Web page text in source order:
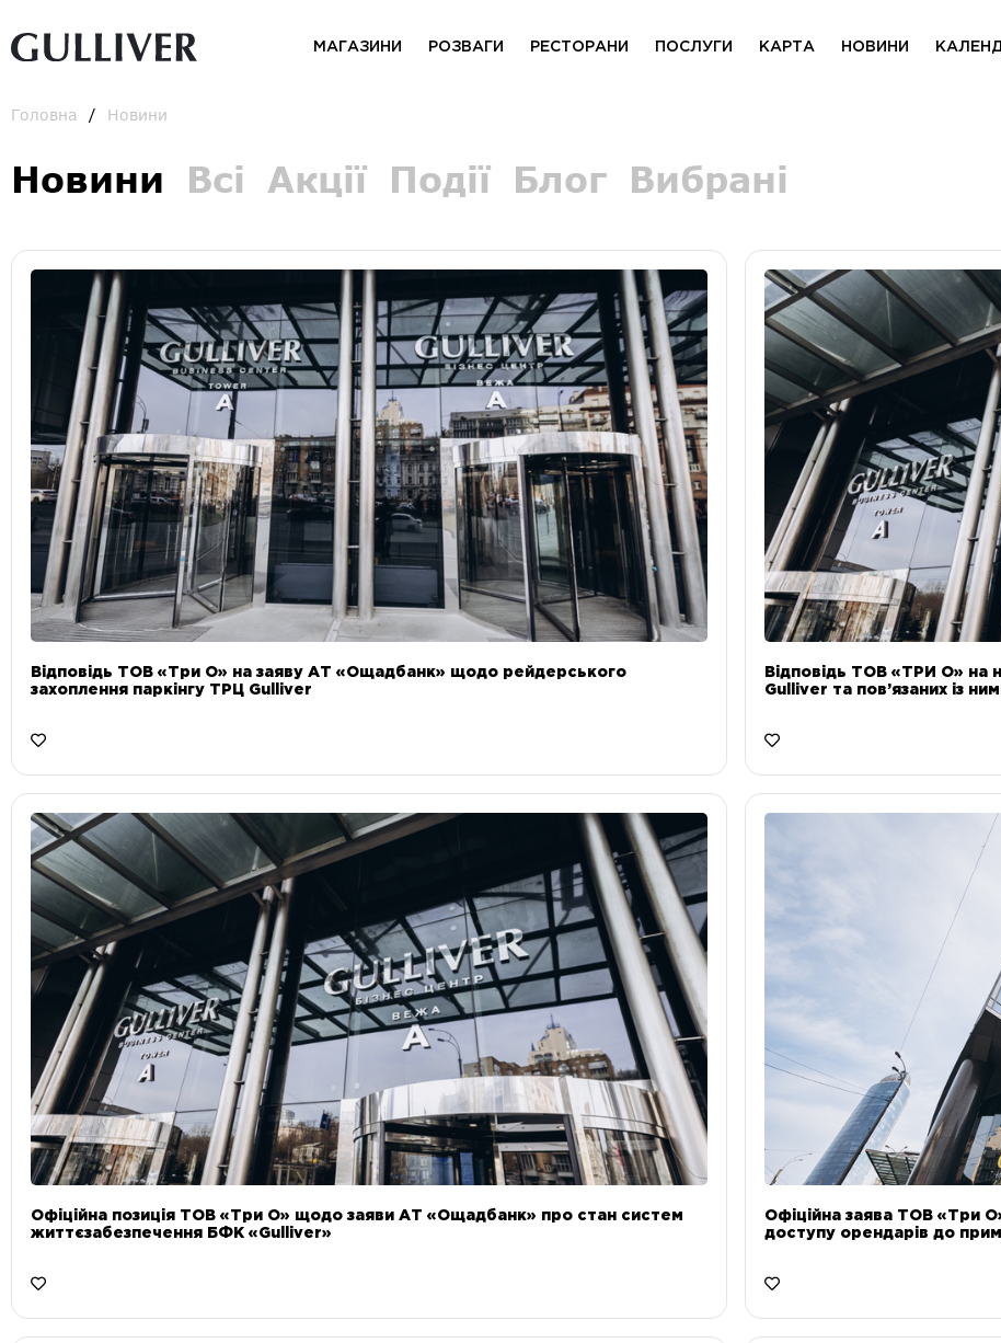
МАГАЗИНИ РОЗВАГИ РЕСТОРАНИ ПОСЛУГИ КАРТА НОВИНИ
Головна Новини
Новини Всі Акції Події Блог Вибрані
Відповідь ТОВ «Три О» на заяву АТ «Ощадбанк» щодо рейдерського
захоплення паркінгу ТРЦ Gulliver
Відповідь ТОВ «ТРИ О» на
Gulliver та пов’язаних із
Офіційна позиція ТОВ «Три О» щодо заяви АТ «Ощадбанк» про стан систем
життєзабезпечення БФК «Gulliver»
Офіційна заява ТОВ «Три
доступу орендарів до